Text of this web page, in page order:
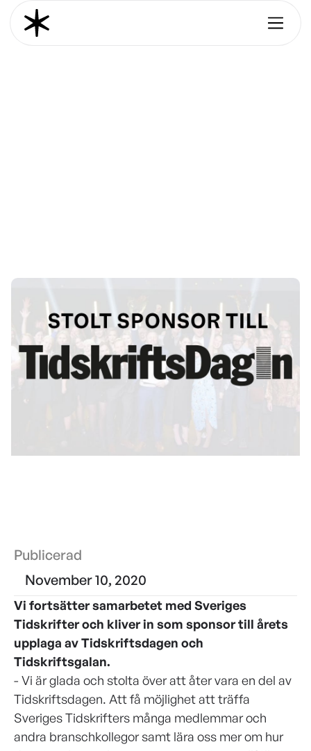
Publicerad
November 10, 2020
Vi fortsätter samarbetet med Sveriges
Tidskrifter och kliver in som sponsor till årets
upplaga av Tidskriftsdagen och
Tidskriftsgalan.
- Vi är glada och stolta över att åter vara en del av
Tidskriftsdagen. Att få möjlighet att träffa
Sveriges Tidskrifters många medlemmar och
andra branschkollegor samt lära oss mer om hur